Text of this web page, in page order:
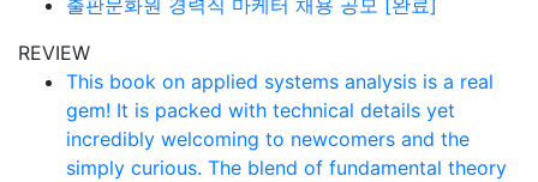
출판문화원 경력직 마케터 채용 공모 [완료]
REVIEW
This book on applied systems analysis is a real
gem! It is packed with technical details yet
incredibly welcoming to newcomers and the
simply curious. The blend of fundamental theory